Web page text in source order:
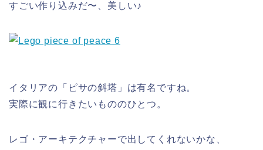
すごい作り込みだ〜、美しい♪
イタリアの「ピサの斜塔」は有名ですね。
実際に観に行きたいもののひとつ。
レゴ・アーキテクチャーで出してくれないかな、